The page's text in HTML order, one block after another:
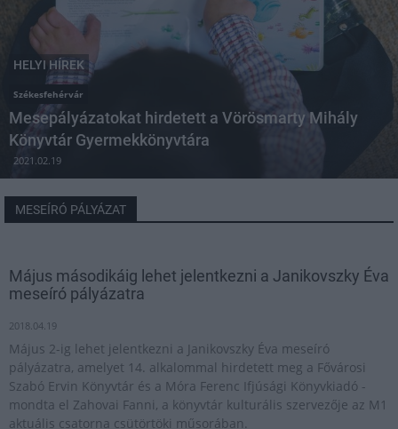
HELYI HÍREK
Székesfehérvár
Mesepályázatokat hirdetett a Vörösmarty Mihály
Könyvtár Gyermekkönyvtára
2021.02.19
MESEÍRÓ PÁLYÁZAT
Május másodikáig lehet jelentkezni a Janikovszky Éva
meseíró pályázatra
2018.04.19
Május 2-ig lehet jelentkezni a Janikovszky Éva meseíró
pályázatra, amelyet 14. alkalommal hirdetett meg a Fővárosi
Szabó Ervin Könyvtár és a Móra Ferenc Ifjúsági Könyvkiadó -
mondta el Zahovai Fanni, a könyvtár kulturális szervezője az M1
aktuális csatorna csütörtöki műsorában.